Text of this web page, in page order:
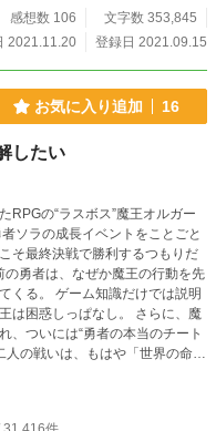
感想数 106
文字数 353,845
2021.11.20
登録日 2021.09.15
お気に入り追加 16
したい
RPGの“ラスボス”魔王オルガー
ソラの成長イベントをことごと
そ最終決戦で勝利するつもりだ
くる。 ゲーム知識だけでは説明
しっぱなし。 さらに、魔
、ついには“勇者の本当のチート
の戦いは、もはや「世界の命
らせるか」の知恵比べに。 果
の奇妙な関係はどこへ向かうの